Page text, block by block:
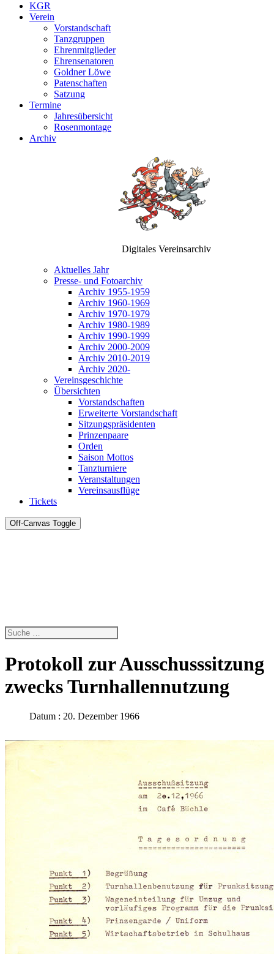
KGR
Verein
Vorstandschaft
Tanzgruppen
Ehrenmitglieder
Ehrensenatoren
Goldner Löwe
Patenschaften
Satzung
Termine
Jahresübersicht
Rosenmontage
Archiv
Digitales Vereinsarchiv
Aktuelles Jahr
Presse- und Fotoarchiv
Archiv 1955-1959
Archiv 1960-1969
Archiv 1970-1979
Archiv 1980-1989
Archiv 1990-1999
Archiv 2000-2009
Archiv 2010-2019
Archiv 2020-
Vereinsgeschichte
Übersichten
Vorstandschaften
Erweiterte Vorstandschaft
Sitzungspräsidenten
Prinzenpaare
Orden
Saison Mottos
Tanzturniere
Veranstaltungen
Vereinsausflüge
Tickets
Off-Canvas Toggle
Protokoll zur Ausschusssitzung
zwecks Turnhallennutzung
Datum : 20. Dezember 1966